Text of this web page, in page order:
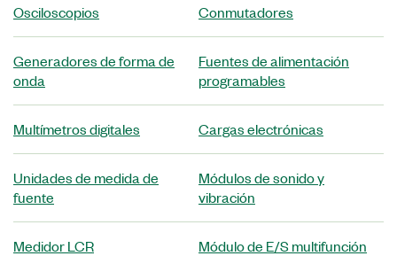
Osciloscopios
Generadores de forma de
onda
Multímetros digitales
Unidades de medida de
fuente
Medidor LCR
Conmutadores
Fuentes de alimentación
programables
Cargas electrónicas
Módulos de sonido y
vibración
Módulo de E/S multifunción